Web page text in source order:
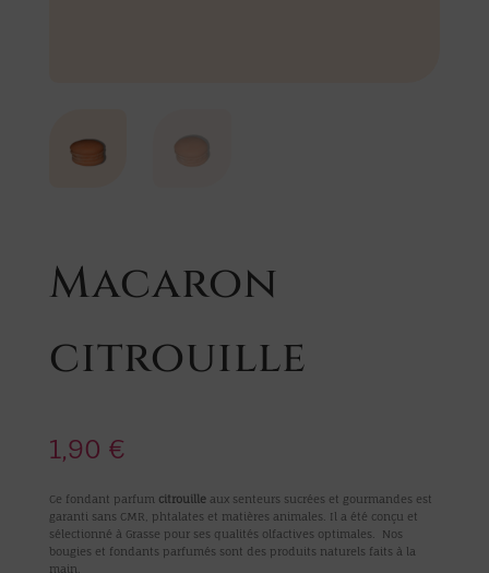
Macaron
citrouille
1,90 €
Ce fondant parfum citrouilleaux senteurs sucrées et gourmandes est
garanti sans CMR, phtalates et matières animales. Il a été conçu et
sélectionné à Grasse pour ses qualités olfactives optimales. Nos
bougies et fondants parfumés sont des produits naturels faits à la
main.